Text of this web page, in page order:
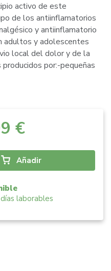
activo de este
de los antiinflamatorios
y antiinflamatorio
adultos y adolescentes
local del dolor y de la
por:-pequeñas
€
Añadir
laborables